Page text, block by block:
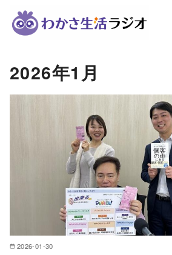
2026年1月
2026-01-30